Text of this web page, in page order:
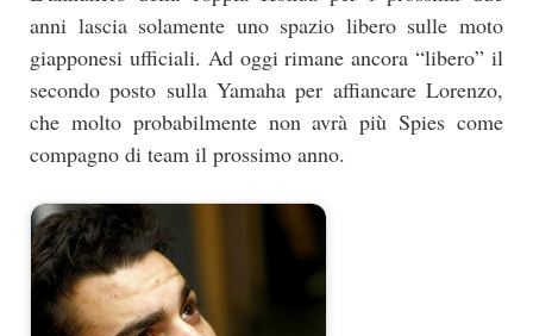
anni lascia solamente uno spazio libero sulle moto
giapponesi ufficiali. Ad oggi rimane ancora “libero” il
secondo posto sulla Yamaha per affiancare Lorenzo,
che molto probabilmente non avrà più Spies come
compagno di team il prossimo anno.